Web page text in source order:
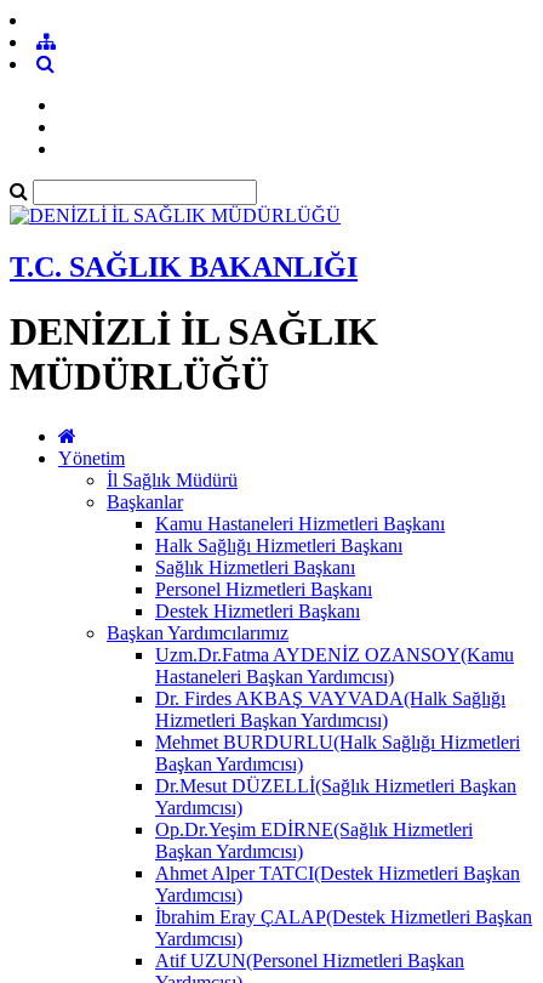
T.C. SAĞLIK BAKANLIĞI
DENİZLİ İL SAĞLIK
MÜDÜRLÜĞÜ
Yönetim
İl Sağlık Müdürü
Başkanlar
Kamu Hastaneleri Hizmetleri Başkanı
Halk Sağlığı Hizmetleri Başkanı
Sağlık Hizmetleri Başkanı
Personel Hizmetleri Başkanı
Destek Hizmetleri Başkanı
Başkan Yardımcılarımız
Uzm.Dr.Fatma AYDENİZ OZANSOY(Kamu
Hastaneleri Başkan Yardımcısı)
Dr. Firdes AKBAŞ VAYVADA(Halk Sağlığı
Hizmetleri Başkan Yardımcısı)
Mehmet BURDURLU(Halk Sağlığı Hizmetleri
Başkan Yardımcısı)
Dr.Mesut DÜZELLİ(Sağlık Hizmetleri Başkan
Yardımcısı)
Op.Dr.Yeşim EDİRNE(Sağlık Hizmetleri
Başkan Yardımcısı)
Ahmet Alper TATCI(Destek Hizmetleri Başkan
Yardımcısı)
İbrahim Eray ÇALAP(Destek Hizmetleri Başkan
Yardımcısı)
Atif UZUN(Personel Hizmetleri Başkan